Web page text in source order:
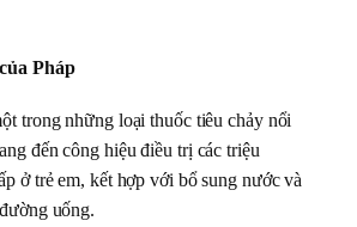
Pháp
trong những loại thuốc tiêu chảy nổi
đến công hiệu điều trị các triệu
ở trẻ em, kết hợp với bổ sung nước và
uống.